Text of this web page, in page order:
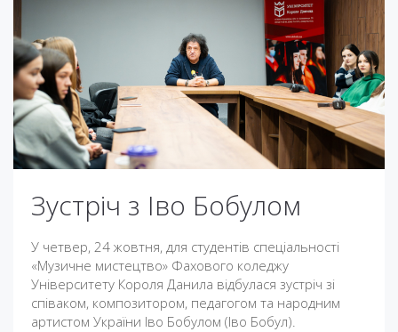
Зустріч з Іво Бобулом
У четвер, 24 жовтня, для студентів спеціальності
«Музичне мистецтво» Фахового коледжу
Університету Короля Данила відбулася зустріч зі
співаком, композитором, педагогом та народним
артистом України Іво Бобулом (Іво Бобул).